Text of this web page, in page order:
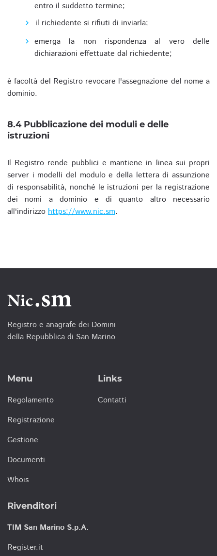
entro il suddetto termine;
il richiedente si rifiuti di inviarla;
emerga la non rispondenza al vero delle
dichiarazioni effettuate dal richiedente;
è facoltà del Registro revocare l'assegnazione del nome a
dominio.
8.4 Pubblicazione dei moduli e delle
istruzioni
Il Registro rende pubblici e mantiene in linea sui propri
server i modelli del modulo e della lettera di assunzione
di responsabilità, nonché le istruzioni per la registrazione
dei nomi a dominio e di quanto altro necessario
all'indirizzo https://www.nic.sm.
Registro e anagrafe dei Domini
della Repubblica di San Marino
Menu
Regolamento
Registrazione
Gestione
Documenti
Whois
Links
Contatti
Rivenditori
TIM San Marino S.p.A.
Register.it